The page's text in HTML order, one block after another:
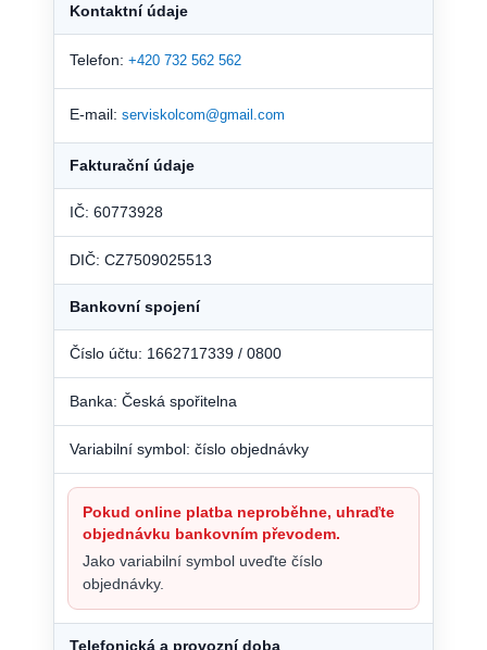
Kontaktní údaje
Telefon: +420 732 562 562
E-mail: serviskolcom@gmail.com
Fakturační údaje
IČ: 60773928
DIČ: CZ7509025513
Bankovní spojení
Číslo účtu: 1662717339 / 0800
Banka: Česká spořitelna
Variabilní symbol: číslo objednávky
Pokud online platba neproběhne, uhraďte
objednávku bankovním převodem.
Jako variabilní symbol uveďte číslo
objednávky.
Telefonická a provozní doba